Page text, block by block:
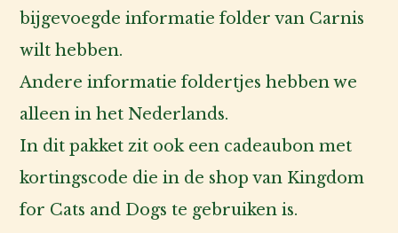
bijgevoegde informatie folder van Carnis
wilt hebben.
Andere informatie foldertjes hebben we
alleen in het Nederlands.
In dit pakket zit ook een cadeaubon met
kortingscode die in de shop van Kingdom
for Cats and Dogs te gebruiken is.